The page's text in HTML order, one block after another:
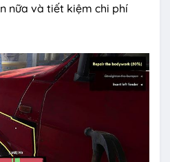
nữa và tiết kiệm chi phí